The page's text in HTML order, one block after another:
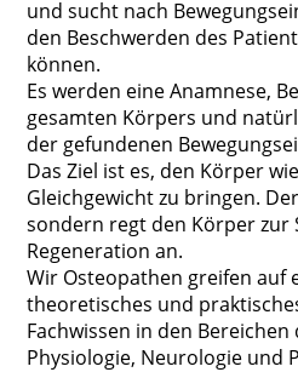
und sucht nach
den Beschwerden des
können.
Es werden eine Anamnese,
gesamten Körpers und
der gefundenen
Das Ziel ist es, den Körper
Gleichgewicht zu bringen.
sondern regt den Körper zur
Regeneration an.
Wir Osteopathen greifen auf
theoretisches und
Fachwissen in den
Physiologie, Neurologie und